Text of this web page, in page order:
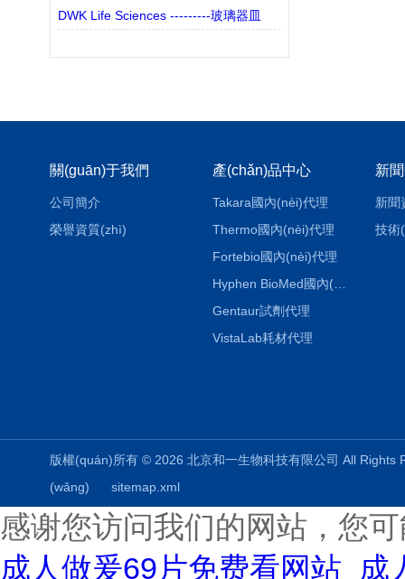
DWK Life Sciences ---------玻璃器皿
關(guān)于我們
公司簡介
榮譽資質(zhì)
產(chǎn)品中心
Takara國內(nèi)代理
Thermo國內(nèi)代理
Fortebio國內(nèi)代理
Hyphen BioMed國內(nèi)代理
Gentaur試劑代理
VistaLab耗材代理
新
新聞
技術
版權(quán)所有 © 2026 北京和一生物科技有限公司 All
(wǎng)
sitemap.xml
感谢您访问我们的网站，您
成人做爰69片免费看网站_